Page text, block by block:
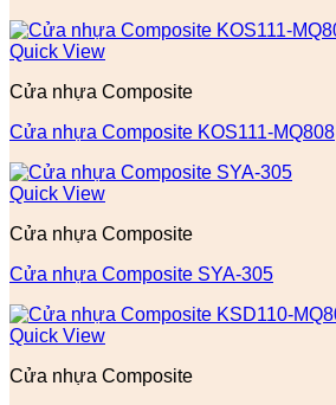
Quick View
Cửa nhựa Composite
Cửa nhựa Composite KOS111-MQ808
Quick View
Cửa nhựa Composite
Cửa nhựa Composite SYA-305
Quick View
Cửa nhựa Composite